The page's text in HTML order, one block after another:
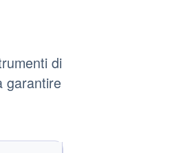
di
garantire